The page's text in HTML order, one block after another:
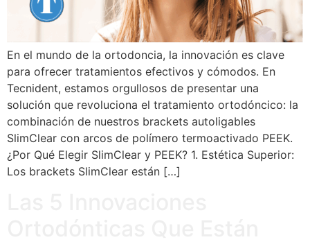
En el mundo de la ortodoncia, la innovación es clave
para ofrecer tratamientos efectivos y cómodos. En
Tecnident, estamos orgullosos de presentar una
solución que revoluciona el tratamiento ortodóncico: la
combinación de nuestros brackets autoligables
SlimClear con arcos de polímero termoactivado PEEK.
¿Por Qué Elegir SlimClear y PEEK? 1. Estética Superior:
Los brackets SlimClear están […]